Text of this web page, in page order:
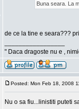
Buna seara. La
de ce la tine e seara???
" Daca dragoste nu e ,
Posted: Mon Feb 18, 2008
Nu o sa fiu...linistiti puteti